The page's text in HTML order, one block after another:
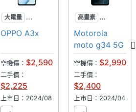
大電量
可插記憶卡
OPPO A3x
空機價： $2,590
二手價：
$2,225
上市日：2024/08
高畫素
120Hz
高音質
Motorola
moto g34 5G
空機價： $2,990
二手價：
$2,400
上市日：2024/04